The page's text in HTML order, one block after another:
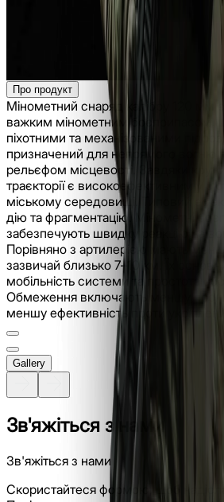
Про продукт
Мінометний снаряд калібру 120 мм
важким мінометним боєприпасом,
піхотними та механізованими
призначений для непрямого вогню
рельєфом місцевості. Завдяки
траєкторії є високоефективним у
міському середовищі. Типовий
дію та фрагментацію. Мінометні
забезпечують швидку реакцію на
Порівняно з артилерією мають
зазвичай близько 7–10 км. Їх
мобільність системи та простота
Обмеження включають меншу
меншу ефективність проти
Gallery
Зв'яжіться з нами
Зв'яжіться з нами
Скористайтеся формою, щоб